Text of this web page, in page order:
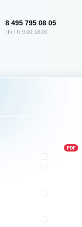
8 495 795 08 05
Пн-Пт 9:00-18:00